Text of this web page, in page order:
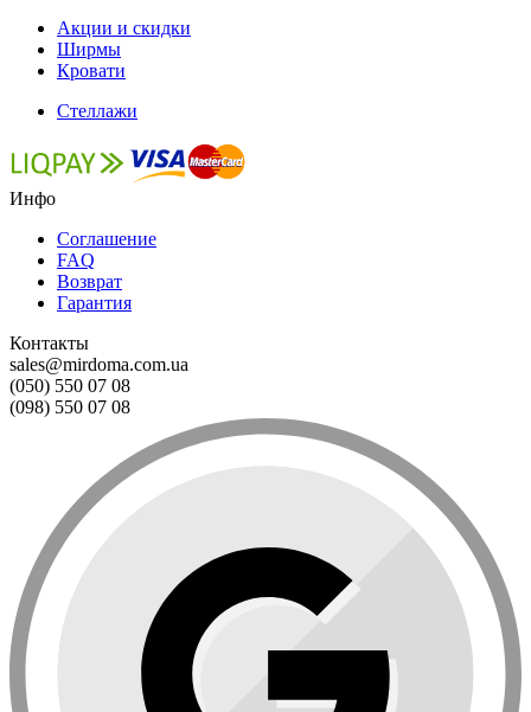
Акции и скидки
Ширмы
Кровати
Стеллажи
Инфо
Соглашение
FAQ
Возврат
Гарантия
Контакты
sales@mirdoma.com.ua
(050) 550 07 08
(098) 550 07 08